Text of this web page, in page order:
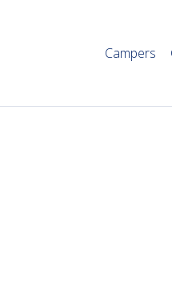
Campers